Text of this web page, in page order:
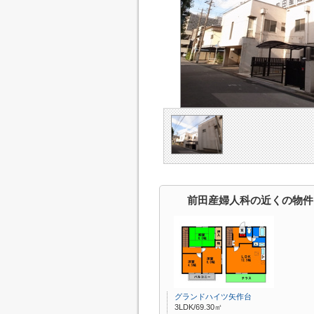
前田産婦人科の近くの物件
グランドハイツ矢作台
3LDK/69.30㎡